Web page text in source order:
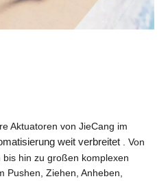
Aktuatoren von JieCang im
weit verbreitet
. Von
hin zu großen komplexen
Pushen, Ziehen, Anheben,